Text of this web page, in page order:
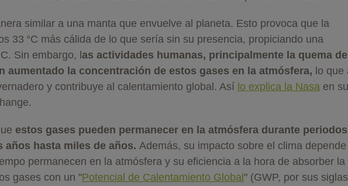
similar a una manta que envuelve al planeta. Esto provoca que la
33 °C más cálida de lo que sería sin su presencia, propiciando una
Sin embargo, las actividades humanas, principalmente la quema de
aumentado la concentración de estos gases en la atmósfera, lo que
y contribuye al calentamiento global. Así lo explica la Nasa en su
estos gases pueden permanecer en la atmósfera durante
hasta miles de años. Además, su impacto sobre el clima
permanecen en la atmósfera y su eficiencia a la hora de absorber la
gases con un "Potencial de Calentamiento Global" (GWP, por sus